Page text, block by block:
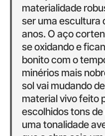
materialidade
ser uma escultura
anos. O aço
se oxidando e
bonito com o
minérios mais
sol vai mudando
material vivo feito
escolhidos tons
uma tonalidade